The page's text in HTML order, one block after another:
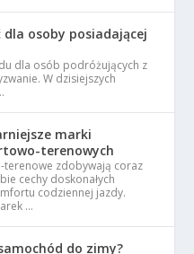
osoby posiadającej
dla osób podróżujących z
W dzisiejszych
marki
terenowych
zdobywają coraz
cechy doskonałych
codziennej jazdy.
…
do zimy?